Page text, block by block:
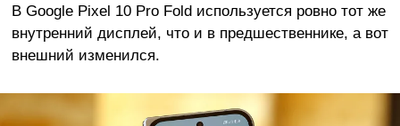
В Google Pixel 10 Pro Fold используется ровно тот же
внутренний дисплей, что и в предшественнике, а вот
внешний изменился.